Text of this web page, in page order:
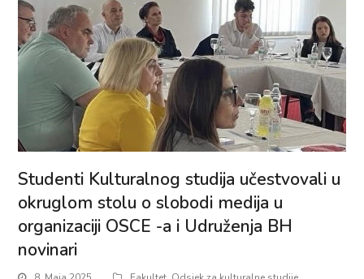
Studenti Kulturalnog studija učestvovali u
okruglom stolu o slobodi medija u
organizaciji OSCE -a i Udruženja BH
novinari